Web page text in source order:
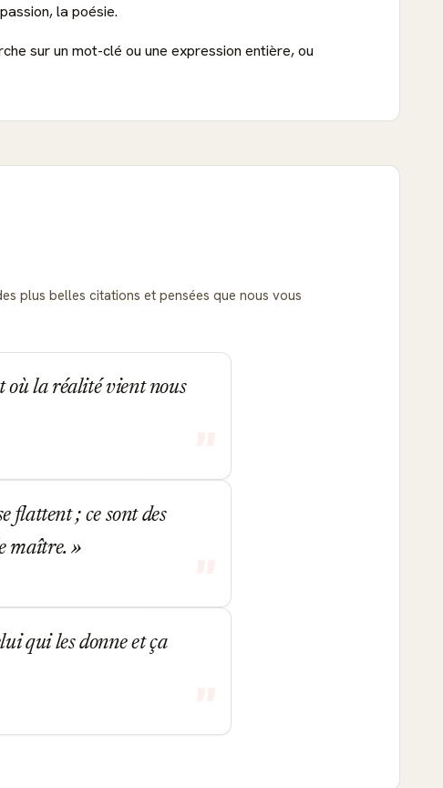
la poésie.
sur un mot-clé ou une expression entière, ou
plus belles citations et pensées que nous vous
où la réalité vient nous
flattent ; ce sont des
maître.
qui les donne et ça